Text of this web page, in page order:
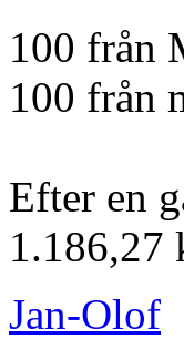
100 från
100 från
Efter en
1.186,27
Jan-Olof